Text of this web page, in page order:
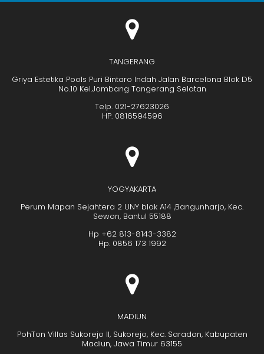
TANGERANG
Griya Estetika Pools Puri Bintaro Indah Jalan Barcelona Blok D5
No.10 Kel.Jombang Tangerang Selatan
Telp. 021-27623026
HP. 0816594596
YOGYAKARTA
Perum Mapan Sejahtera 2 UNY blok A14 ,Bangunharjo, Kec.
Sewon, Bantul 55188
Hp +62 813-8143-3382
Hp. 0856 173 1992
MADIUN
PohTon Villas Sukorejo II, Sukorejo, Kec. Saradan, Kabupaten
Madiun, Jawa Timur 63155